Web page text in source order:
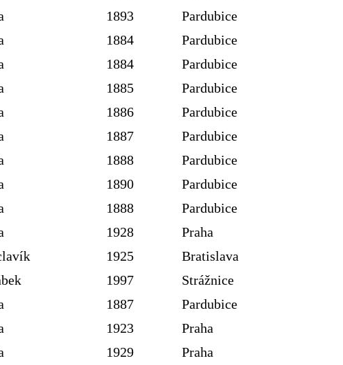
1893
Pardubice
1884
Pardubice
1884
Pardubice
1885
Pardubice
1886
Pardubice
1887
Pardubice
1888
Pardubice
1890
Pardubice
1888
Pardubice
1928
Praha
1925
Bratislava
1997
Strážnice
1887
Pardubice
1923
Praha
1929
Praha